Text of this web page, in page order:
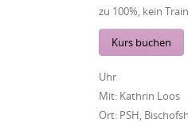
zu 100%, kein
Kurs buchen
Uhr
Mit: Kathrin Loos
Ort: PSH,